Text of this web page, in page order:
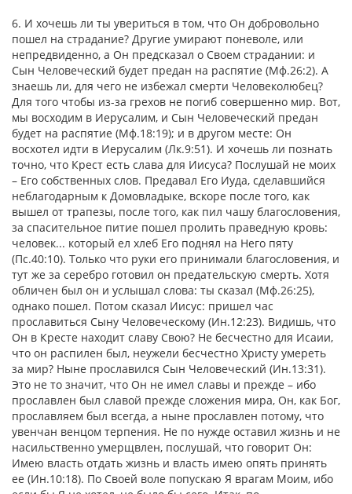
6. И хочешь ли ты увериться в том, что Он добровольно
пошел на страдание? Другие умирают поневоле, или
непредвиденно, а Он предсказал о Своем страдании: и
Сын Человеческий будет предан на распятие (Мф.26:2). А
знаешь ли, для чего не избежал смерти Человеколюбец?
Для того чтобы из-за грехов не погиб совершенно мир. Вот,
мы восходим в Иерусалим, и Сын Человеческий предан
будет на распятие (Мф.18:19); и в другом месте: Он
восхотел идти в Иерусалим (Лк.9:51). И хочешь ли познать
точно, что Крест есть слава для Иисуса? Послушай не моих
– Его собственных слов. Предавал Его Иуда, сделавшийся
неблагодарным к Домовладыке, вскоре после того, как
вышел от трапезы, после того, как пил чашу благословения,
за спасительное питие пошел пролить праведную кровь:
человек... который ел хлеб Его поднял на Него пяту
(Пс.40:10). Только что руки его принимали благословения, и
тут же за серебро готовил он предательскую смерть. Хотя
обличен был он и услышал слова: ты сказал (Мф.26:25),
однако пошел. Потом сказал Иисус: пришел час
прославиться Сыну Человеческому (Ин.12:23). Видишь, что
Он в Кресте находит славу Свою? Не бесчестно для Исаии,
что он распилен был, неужели бесчестно Христу умереть
за мир? Ныне прославился Сын Человеческий (Ин.13:31).
Это не то значит, что Он не имел славы и прежде – ибо
прославлен был славой прежде сложения мира, Он, как Бог,
прославляем был всегда, а ныне прославлен потому, что
увенчан венцом терпения. Не по нужде оставил жизнь и не
насильственно умерщвлен, послушай, что говорит Он:
Имею власть отдать жизнь и власть имею опять принять
ее (Ин.10:18). По Своей воле попускаю Я врагам Моим, ибо